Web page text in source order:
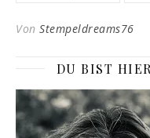
Von Stempeldreams76
DU BIST